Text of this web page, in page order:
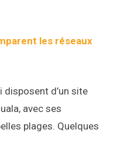
les réseaux
d’un site
avec ses
plages. Quelques